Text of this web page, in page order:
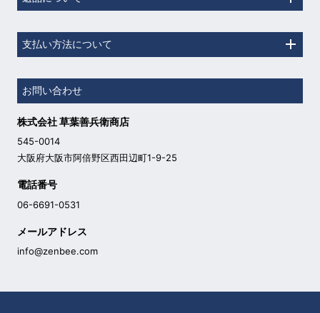
支払い方法について
お問い合わせ
株式会社 草葉善兵衛商店
545-0014
大阪府大阪市阿倍野区西田辺町1-9-25
電話番号
06-6691-0531
メールアドレス
info@zenbee.com